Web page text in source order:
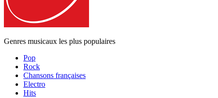
Genres musicaux les plus populaires
Pop
Rock
Chansons françaises
Electro
Hits